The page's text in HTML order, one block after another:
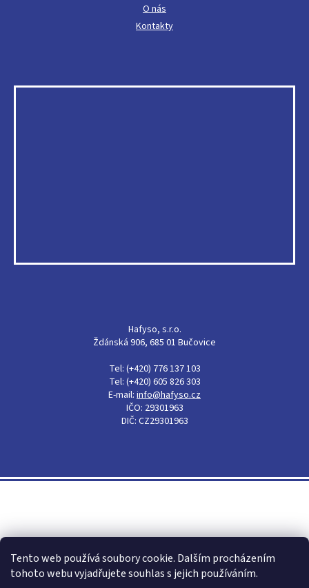
Tento web používá soubory cookie. Dalším procházením
tohoto webu vyjadřujete souhlas s jejich používáním.
O nás
Kontakty
Hafyso, s.r.o.
Ždánská 906, 685 01 Bučovice
Tel: (+420) 776 137 103
Tel: (+420) 605 826 303
E-mail: info@hafyso.cz
IČO: 29301963
DIČ: CZ29301963